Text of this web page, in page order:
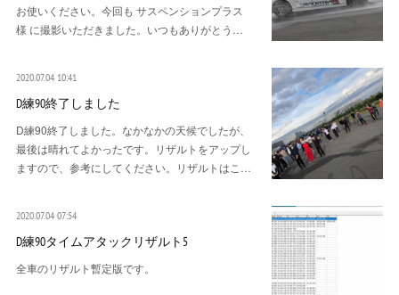
お使いください。今回も サスペンションプラス
様 に撮影いただきました。いつもありがとう…
2020.07.04 10:41
D練90終了しました
D練90終了しました。なかなかの天候でしたが、
最後は晴れてよかったです。リザルトをアップし
ますので、参考にしてください。リザルトはこ…
2020.07.04 07:54
D練90タイムアタックリザルト5
全車のリザルト暫定版です。